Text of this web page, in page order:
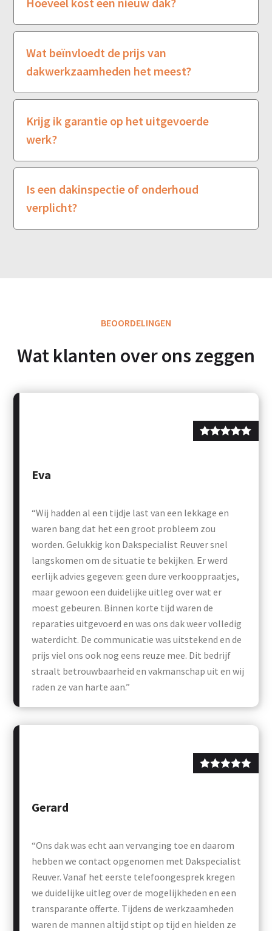
Wat beïnvloedt de prijs van
dakwerkzaamheden het meest?
Krijg ik garantie op het uitgevoerde
werk?
Is een dakinspectie of onderhoud
verplicht?
BEOORDELINGEN
Wat klanten over ons zeggen
“Wij hadden al een tijdje last van een lekkage en
waren bang dat het een groot probleem zou
worden. Gelukkig kon Dakspecialist Reuver snel
langskomen om de situatie te bekijken. Er werd
eerlijk advies gegeven: geen dure verkooppraatjes,
maar gewoon een duidelijke uitleg over wat er
moest gebeuren. Binnen korte tijd waren de
reparaties uitgevoerd en was ons dak weer volledig
waterdicht. De communicatie was uitstekend en de
prijs viel ons ook nog eens reuze mee. Dit bedrijf
straalt betrouwbaarheid en vakmanschap uit en wij
raden ze van harte aan.”
Eva
“Ons dak was echt aan vervanging toe en daarom
hebben we contact opgenomen met Dakspecialist
Reuver. Vanaf het eerste telefoongesprek kregen
we duidelijke uitleg over de mogelijkheden en een
transparante offerte. Tijdens de werkzaamheden
waren de mannen altijd stipt op tijd en hielden ze
Gerard